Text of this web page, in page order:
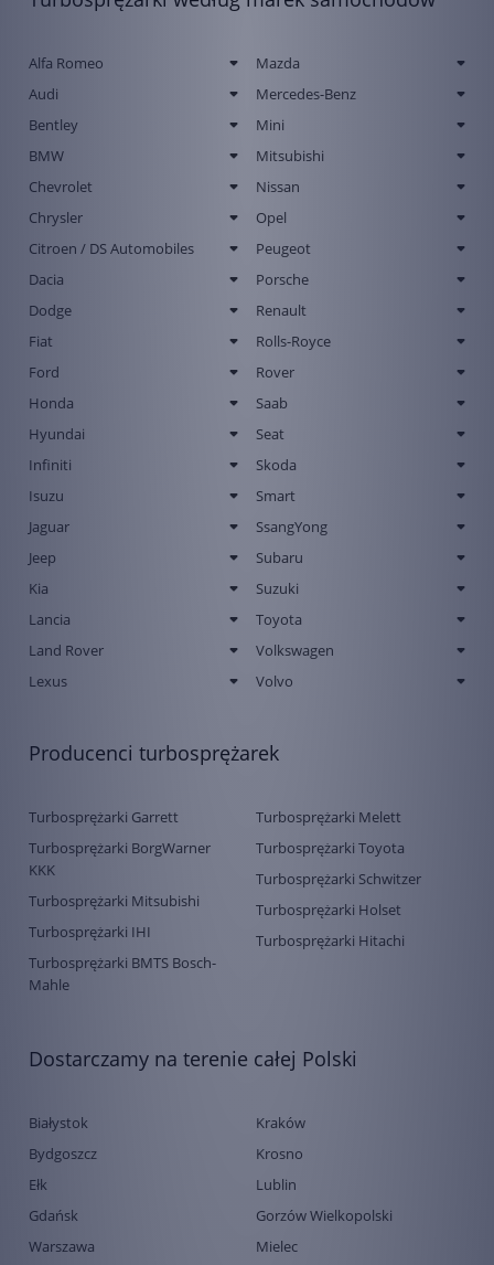
Alfa Romeo
Audi
Bentley
BMW
Chevrolet
Chrysler
Citroen / DS Automobiles
Dacia
Dodge
Fiat
Ford
Honda
Hyundai
Infiniti
Isuzu
Jaguar
Jeep
Kia
Lancia
Land Rover
Lexus
Mazda
Mercedes-Benz
Mini
Mitsubishi
Nissan
Opel
Peugeot
Porsche
Renault
Rolls-Royce
Rover
Saab
Seat
Skoda
Smart
SsangYong
Subaru
Suzuki
Toyota
Volkswagen
Volvo
Producenci turbosprężarek
Turbosprężarki Garrett
Turbosprężarki BorgWarner
KKK
Turbosprężarki Mitsubishi
Turbosprężarki IHI
Turbosprężarki BMTS Bosch-
Mahle
Turbosprężarki Melett
Turbosprężarki Toyota
Turbosprężarki Schwitzer
Turbosprężarki Holset
Turbosprężarki Hitachi
Dostarczamy na terenie całej Polski
Białystok
Bydgoszcz
Ełk
Gdańsk
Warszawa
Kraków
Krosno
Lublin
Gorzów Wielkopolski
Mielec